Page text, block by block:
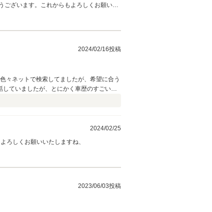
ございます。これからもよろしくお願いい
2024/02/16投稿
々ネットで検索してましたが、希望に合う
ていましたが、とにかく車歴のすごいオ
ったのですぐに買いたい気持ちではあり
いました。 今後とも末長くお付き合いし
2024/02/25
ろしくお願いいたしますね、
2023/06/03投稿